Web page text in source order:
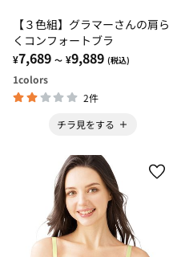
【３色組】グラマーさんの肩ら
くコンフォートブラ
¥7,689 ～ ¥9,889 (税込)
1colors
2件
チラ見をする